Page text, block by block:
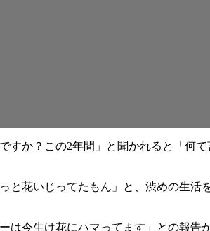
か？この2年間」と聞かれると「何
花いじってたもん」と、渋めの生
今生け花にハマってます」との報